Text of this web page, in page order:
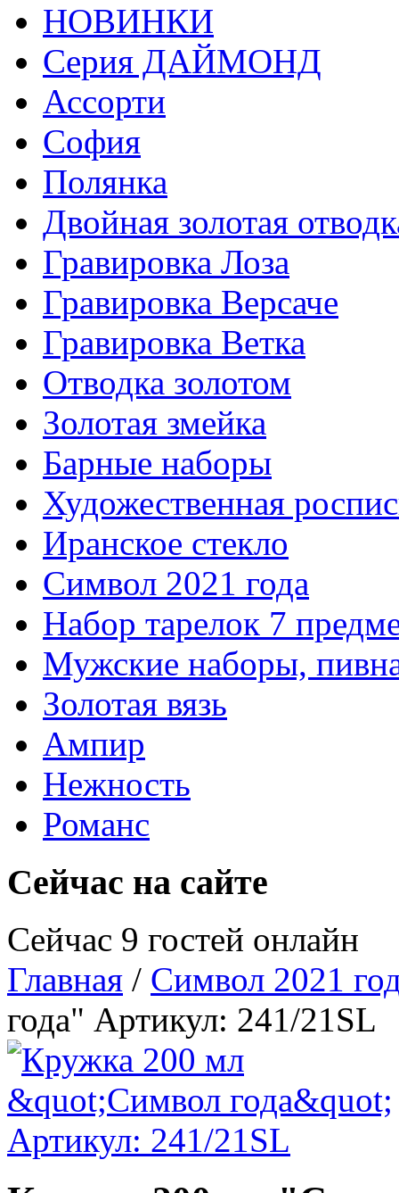
НОВИНКИ
Серия ДАЙМОНД
Ассорти
София
Полянка
Двойная золотая
Гравировка Лоза
Гравировка Версаче
Гравировка Ветка
Отводка золотом
Золотая змейка
Барные наборы
Художественная
Иранское стекло
Символ 2021 года
Набор тарелок 7
Мужские наборы,
Золотая вязь
Ампир
Нежность
Романс
Сейчас на сайте
Сейчас 9 гостей онлайн
Главная / Символ 2021
года" Артикул: 241/21SL